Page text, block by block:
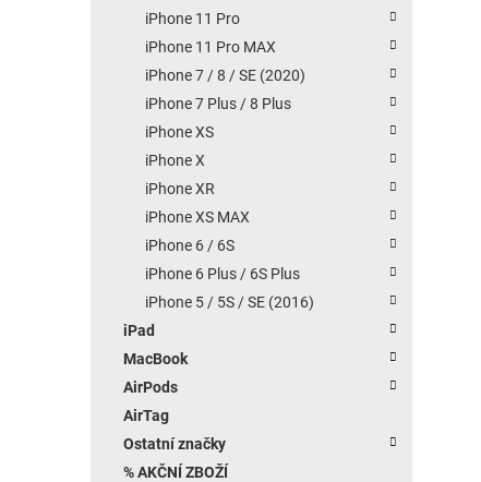
iPhone 11 Pro
iPhone 11 Pro MAX
iPhone 7 / 8 / SE (2020)
iPhone 7 Plus / 8 Plus
iPhone XS
iPhone X
iPhone XR
iPhone XS MAX
iPhone 6 / 6S
iPhone 6 Plus / 6S Plus
iPhone 5 / 5S / SE (2016)
iPad
MacBook
AirPods
AirTag
Ostatní značky
% AKČNÍ ZBOŽÍ